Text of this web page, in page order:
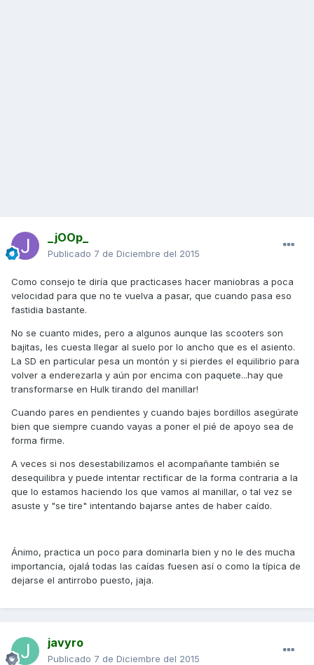
_jOOp_
Publicado 7 de Diciembre del 2015
Como consejo te diría que practicases hacer maniobras a poca
velocidad para que no te vuelva a pasar, que cuando pasa eso
fastidia bastante.
No se cuanto mides, pero a algunos aunque las scooters son
bajitas, les cuesta llegar al suelo por lo ancho que es el asiento.
La SD en particular pesa un montón y si pierdes el equilibrio para
volver a enderezarla y aún por encima con paquete...hay que
transformarse en Hulk tirando del manillar!
Cuando pares en pendientes y cuando bajes bordillos asegúrate
bien que siempre cuando vayas a poner el pié de apoyo sea de
forma firme.
A veces si nos desestabilizamos el acompañante también se
desequilibra y puede intentar rectificar de la forma contraria a la
que lo estamos haciendo los que vamos al manillar, o tal vez se
asuste y "se tire" intentando bajarse antes de haber caído.
Ánimo, practica un poco para dominarla bien y no le des mucha
importancia, ojalá todas las caídas fuesen así o como la típica de
dejarse el antirrobo puesto, jaja.
javyro
Publicado 7 de Diciembre del 2015